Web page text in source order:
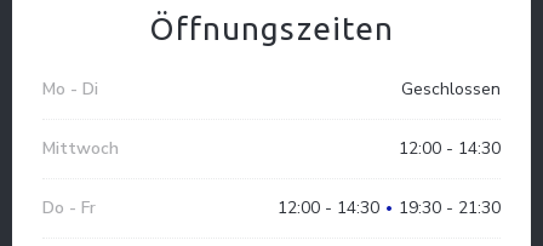
Öffnungszeiten
Mo - Di Geschlossen
Mittwoch 12:00 - 14:30
Do - Fr 12:00 - 14:30 • 19:30 - 21:30